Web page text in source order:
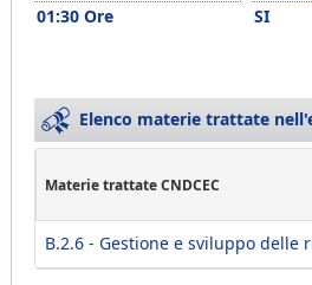
01:30 Ore SI
Elenco materie trattate
Materie trattate CNDCEC
B.2.6 - Gestione e sviluppo